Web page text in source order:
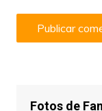
Fotos de